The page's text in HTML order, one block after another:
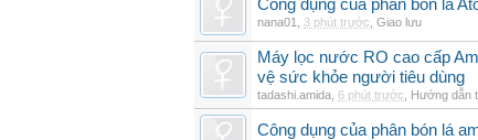
Công dụng của phân bón lá
nana01 3 phút trước Giao lưu
Máy lọc nước RO cao cấp
vệ sức khỏe người tiêu dùng
tadashi.amida 6 phút trước Hướng dẫn
Công dụng của phân bón lá